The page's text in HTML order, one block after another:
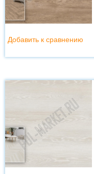
Добавить к сравнению